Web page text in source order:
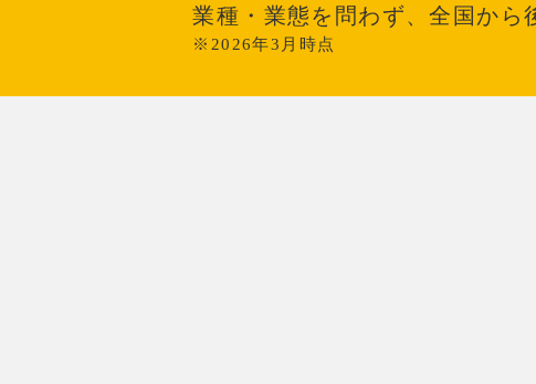
業種・業態を問わず、全国から
※2026年3月時点